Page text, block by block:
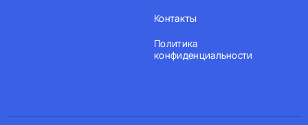
Контакты
Политика
конфиденциальности